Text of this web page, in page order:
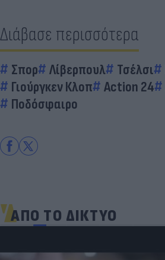
Διάβασε περισσότερα
Σπορ Λίβερπουλ Τσέλσι
Γιούργκεν Κλοπ
Action 24
Ποδόσφαιρο
ΑΠΟ ΤΟ ΔΙΚΤΥΟ